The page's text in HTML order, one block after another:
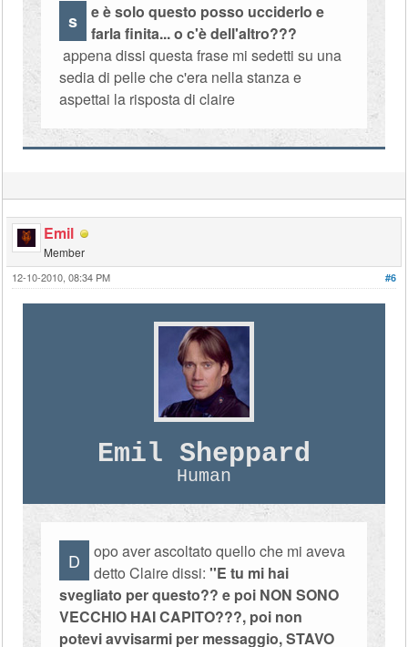
s
e è solo questo posso ucciderlo e
farla finita... o c'è dell'altro???
appena dissi questa frase mi sedetti su una
sedia di pelle che c'era nella stanza e
aspettai la risposta di claire
Emil
Member
#6
12-10-2010, 08:34 PM
Emil Sheppard
Human
D
opo aver ascoltato quello che mi aveva
detto Claire dissi:''E tu mi hai
svegliato per questo?? e poi NON SONO
VECCHIO HAI CAPITO???, poi non
potevi avvisarmi per messaggio, STAVO